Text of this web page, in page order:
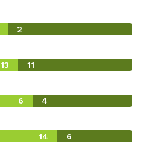
2
13 11
6 4
14 6